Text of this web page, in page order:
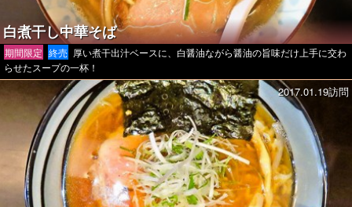
白煮干し中華そば
期間限定 終売 厚い煮干出汁ベースに、白醤油ながら醤油の旨味だけ上手に交わ
らせたスープの一杯！
2017.01.19訪問